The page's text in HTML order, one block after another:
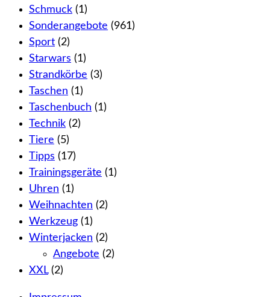
Schmuck (1)
Sonderangebote (961)
Sport (2)
Starwars (1)
Strandkörbe (3)
Taschen (1)
Taschenbuch (1)
Technik (2)
Tiere (5)
Tipps (17)
Trainingsgeräte (1)
Uhren (1)
Weihnachten (2)
Werkzeug (1)
Winterjacken (2)
Angebote (2)
XXL(2)